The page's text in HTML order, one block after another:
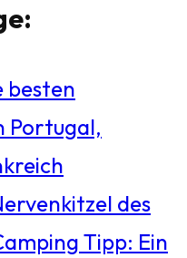
besten
Portugal,
des
Tipp: Ein